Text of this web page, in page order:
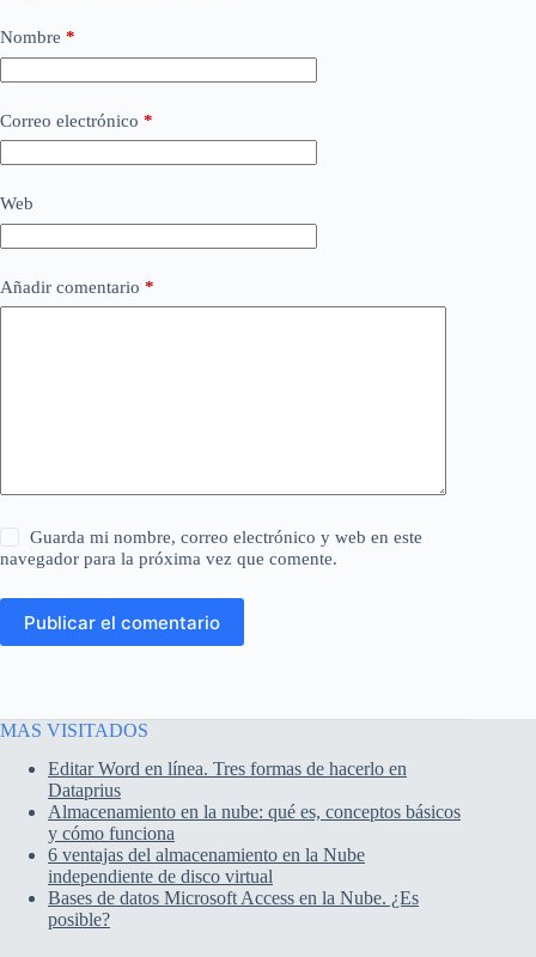
Nombre *
Correo electrónico *
Web
Añadir comentario *
Guarda mi nombre, correo electrónico y web en este
navegador para la próxima vez que comente.
Publicar el comentario
MAS VISITADOS
Editar Word en línea. Tres formas de hacerlo en
Dataprius
Almacenamiento en la nube: qué es, conceptos básicos
y cómo funciona
6 ventajas del almacenamiento en la Nube
independiente de disco virtual
Bases de datos Microsoft Access en la Nube. ¿Es
posible?